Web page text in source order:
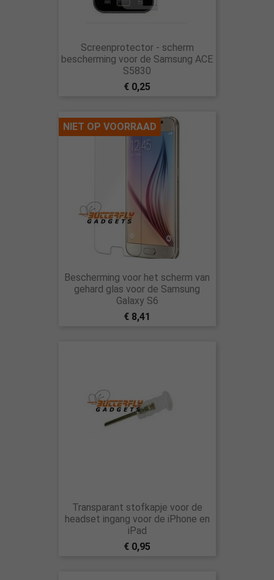
Screenprotector - scherm
bescherming voor de Samsung ACE
S5830
€ 0,25
Bescherming voor het scherm van
gehard glas voor de Samsung
Galaxy S6
€ 8,41
NIET OP VOORRAAD
Transparant stofkapje voor de
headset ingang voor de iPhone en
iPad
€ 0,95